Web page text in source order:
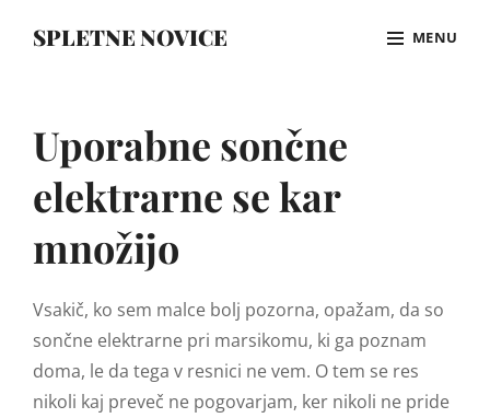
SPLETNE NOVICE MENU
Uporabne sončne
elektrarne se kar
množijo
Vsakič, ko sem malce bolj pozorna, opažam, da so
sončne elektrarne pri marsikomu, ki ga poznam
doma, le da tega v resnici ne vem. O tem se res
nikoli kaj preveč ne pogovarjam, ker nikoli ne pride